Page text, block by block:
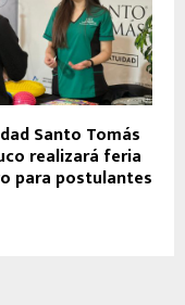
Santo Tomás
realizará feria
para postulantes